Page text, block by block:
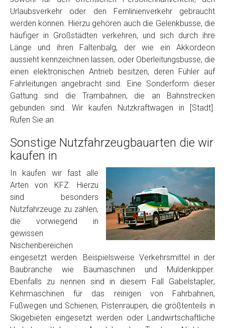
Urlaubsverkehr oder den Fernlinienverkehr gebraucht
werden können. Hierzu gehören auch die Gelenkbusse, die
häufiger in Großstädten verkehren, und sich durch ihre
Länge und ihren Faltenbalg, der wie ein Akkordeon
aussieht kennzeichnen lassen, oder Oberleitungsbusse, die
einen elektronischen Antrieb besitzen, deren Fühler auf
Fahrleitungen angebracht sind. Eine Sonderform dieser
Gattung sind die Trambahnen, die an Bahnstrecken
gebunden sind. Wir kaufen Nutzkraftwagen in [Stadt].
Rufen Sie an.
Sonstige Nutzfahrzeugbauarten die wir
kaufen in
In kaufen wir fast alle
Arten von KFZ. Hierzu
sind besonders
Nutzfahrzeuge zu zählen,
die vorwiegend in
gewissen
Nischenbereichen
eingesetzt werden. Beispielsweise Verkehrsmittel in der
Baubranche wie Baumaschinen und Muldenkipper.
Ebenfalls zu nennen sind in diesem Fall Gabelstapler;
Kehrmaschinen für das reinigen von Fahrbahnen,
Fußwegen und Schienen; Pistenraupen, die größtenteils in
Skigebieten eingesetzt werden oder Landwirtschaftliche